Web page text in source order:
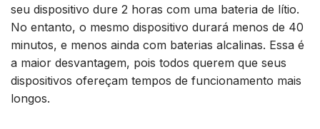
seu dispositivo dure 2 horas com uma bateria de lítio.
No entanto, o mesmo dispositivo durará menos de 40
minutos, e menos ainda com baterias alcalinas. Essa é
a maior desvantagem, pois todos querem que seus
dispositivos ofereçam tempos de funcionamento mais
longos.